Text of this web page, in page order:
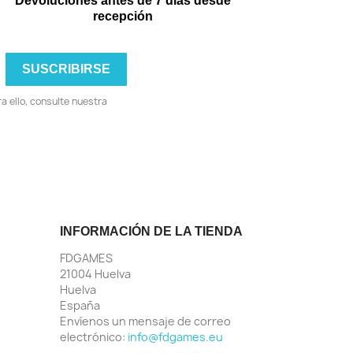
recepción
ello, consulte nuestra
INFORMACIÓN DE LA TIENDA
FDGAMES
21004 Huelva
Huelva
España
Envíenos un mensaje de correo
electrónico: info@fdgames.eu